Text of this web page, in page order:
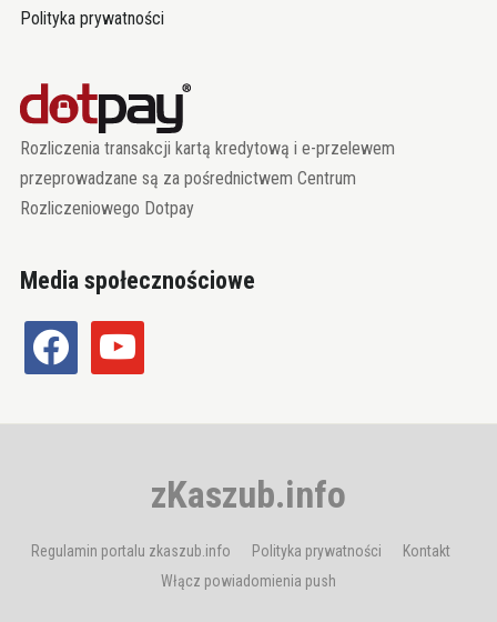
Polityka prywatności
Rozliczenia transakcji kartą kredytową i e-przelewem
przeprowadzane są za pośrednictwem Centrum
Rozliczeniowego Dotpay
Media społecznościowe
facebook youtube
zKaszub.info
Regulamin portalu zkaszub.info Polityka prywatności
Kontakt
Włącz powiadomienia push